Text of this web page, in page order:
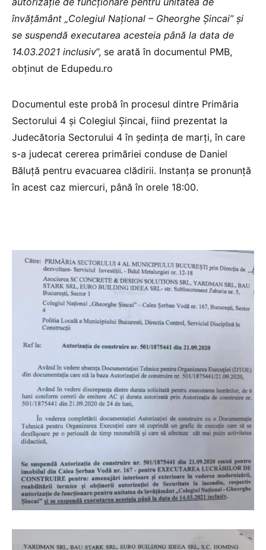
învățământ „Colegiul Național – Gheorghe Șincai” și
se suspendă executarea acesteia până la data de
14.03.2021 inclusiv”, se arată în documentul PMB,
obținut de Edupedu.ro
Documentul este probă în procesul dintre Primăria
Sectorului 4 și Colegiul Șincai, fiind prezentat la
Judecătoria Sectorului 4 în ședința de marți, în care
s-a judecat cererea primăriei conduse de Daniel
Băluță pentru evacuarea clădirii. Instanța se pronunță
în acest caz miercuri, până în orele 18:00.